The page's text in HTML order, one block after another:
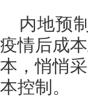
内地预
疫情后成
本，悄悄
本控制。